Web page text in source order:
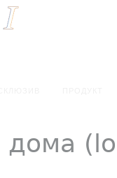
дома